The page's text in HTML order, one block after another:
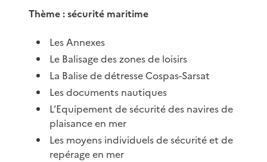
Thème : sécurité maritime
Les Annexes
Le Balisage des zones de loisirs
La Balise de détresse Cospas-Sarsat
Les documents nautiques
L’Equipement de sécurité des navires de
plaisance en mer
Les moyens individuels de sécurité et de
repérage en mer